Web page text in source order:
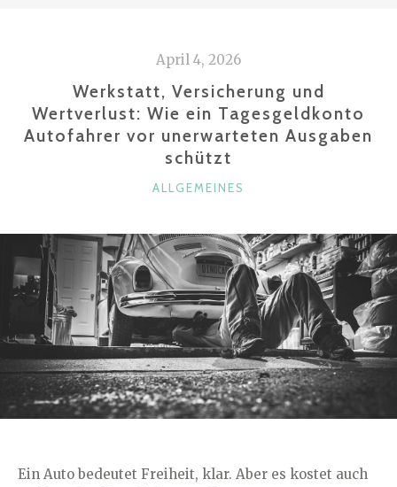
April 4, 2026
Werkstatt, Versicherung und
Wertverlust: Wie ein Tagesgeldkonto
Autofahrer vor unerwarteten Ausgaben
schützt
KATEGORIEN
ALLGEMEINES
Ein Auto bedeutet Freiheit, klar. Aber es kostet auch